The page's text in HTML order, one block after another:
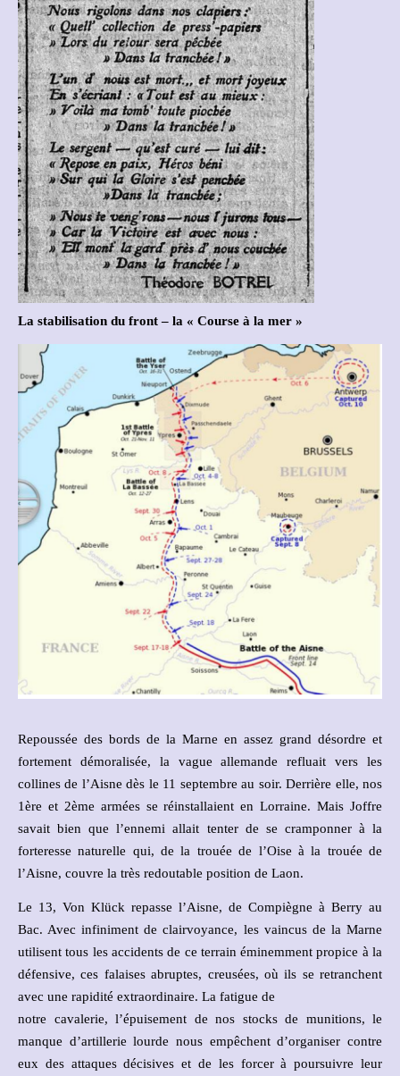
La stabilisation du front – la « Course à la mer »
Repoussée des bords de la Marne en assez grand désordre et
fortement démoralisée, la vague allemande refluait vers les
collines de l’Aisne dès le 11 septembre au soir. Derrière elle, nos
1ère et 2ème armées se réinstallaient en Lorraine. Mais Joffre
savait bien que l’ennemi allait tenter de se cramponner à la
forteresse naturelle qui, de la trouée de l’Oise à la trouée de
l’Aisne, couvre la très redoutable position de Laon.
Le 13, Von Klück repasse l’Aisne, de Compiègne à Berry au
Bac. Avec infiniment de clairvoyance, les vaincus de la Marne
utilisent tous les accidents de ce terrain éminemment propice à la
défensive, ces falaises abruptes, creusées, où ils se retranchent
avec une rapidité extraordinaire. La fatigue de
notre cavalerie, l’épuisement de nos stocks de munitions, le
manque d’artillerie lourde nous empêchent d’organiser contre
eux des attaques décisives et de les forcer à poursuivre leur